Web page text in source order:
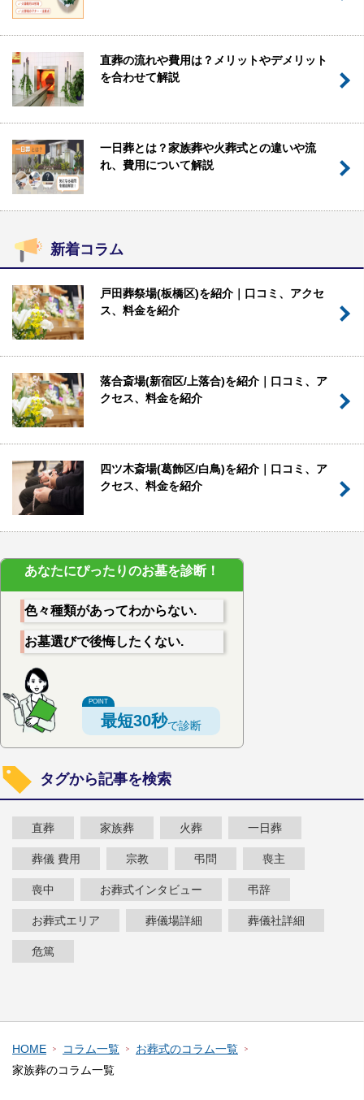
直葬の流れや費用は？メリットやデメリット
を合わせて解説
一日葬とは？家族葬や火葬式との違いや流
れ、費用について解説
新着コラム
戸田葬祭場(板橋区)を紹介｜口コミ、アクセ
ス、料金を紹介
落合斎場(新宿区/上落合)を紹介｜口コミ、ア
クセス、料金を紹介
四ツ木斎場(葛飾区/白鳥)を紹介｜口コミ、ア
クセス、料金を紹介
あなたにぴったりのお墓を診断！
色々種類があってわからない.
お墓選びで後悔したくない.
最短30秒で診断
タグから記事を検索
直葬 家族葬 火葬 一日葬
葬儀 費用 宗教 弔問 喪主
喪中 お葬式インタビュー 弔辞
お葬式エリア 葬儀場詳細 葬儀社詳細
危篤
HOME コラム一覧
お葬式のコラム一覧
家族葬のコラム一覧